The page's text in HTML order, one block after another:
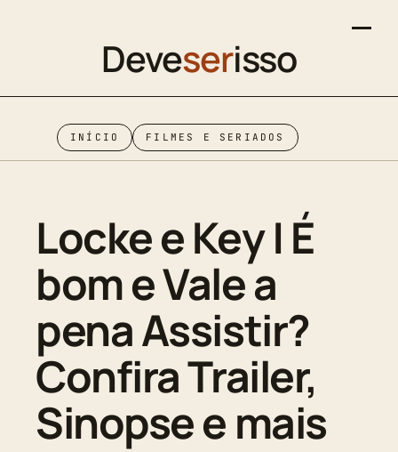
Deveserisso
INÍCIO FILMES E SERIADOS
Locke e Key | É
bom e Vale a
pena Assistir?
Confira Trailer,
Sinopse e mais